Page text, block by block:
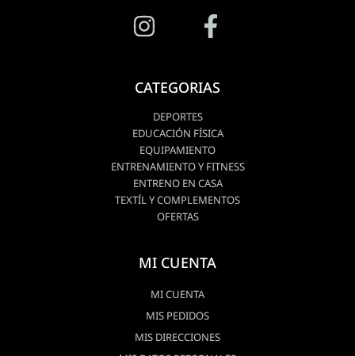
CATEGORIAS
DEPORTES
EDUCACIÓN FÍSICA
EQUIPAMIENTO
ENTRENAMIENTO Y FITNESS
ENTRENO EN CASA
TEXTÍL Y COMPLEMENTOS
OFERTAS
MI CUENTA
MI CUENTA
MIS PEDIDOS
MIS DIRECCIONES